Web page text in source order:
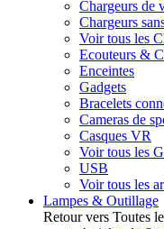
Chargeurs de
Chargeurs
Voir tous les
Ecouteurs &
Enceintes
Gadgets
Bracelets
Cameras de
Casques VR
Voir tous les
USB
Voir tous les
Lampes & Outillage
Retour vers Toutes